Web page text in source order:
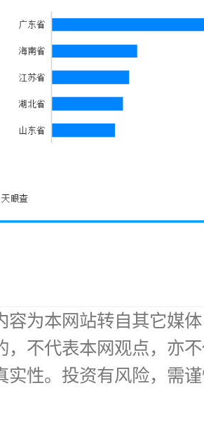
容为本网站转自其它媒
，不代表本网观点，亦
实性。投资有风险，需